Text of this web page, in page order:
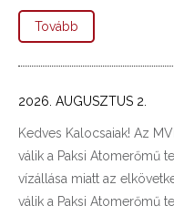
Tovább
2026. AUGUSZTUS 2.
Kedves Kalocsaiak! Az
válik a Paksi Atomerőmű
vízállása miatt az
válik a Paksi Atomerőmű